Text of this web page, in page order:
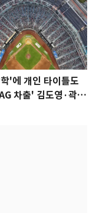
'에 개인 타이틀도
차출' 김도영·곽빈